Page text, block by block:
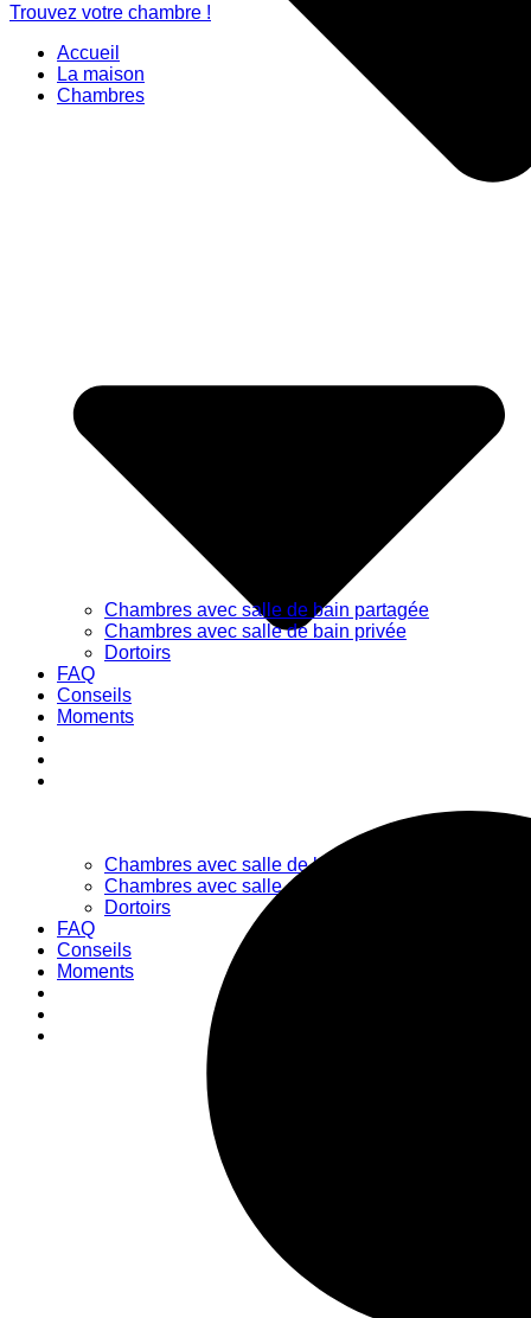
Trouvez votre chambre !
Accueil
La maison
Chambres
Chambres avec salle de bain partagée
Chambres avec salle de bain privée
Dortoirs
FAQ
Conseils
Moments
Chambres avec salle de bain partagée
Chambres avec salle de bain privée
Dortoirs
FAQ
Conseils
Moments